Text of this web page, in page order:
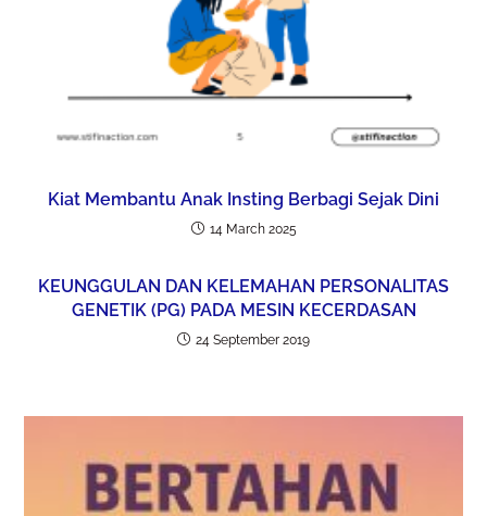
Kiat Membantu Anak Insting Berbagi Sejak Dini
14 March 2025
KEUNGGULAN DAN KELEMAHAN PERSONALITAS
GENETIK (PG) PADA MESIN KECERDASAN
24 September 2019